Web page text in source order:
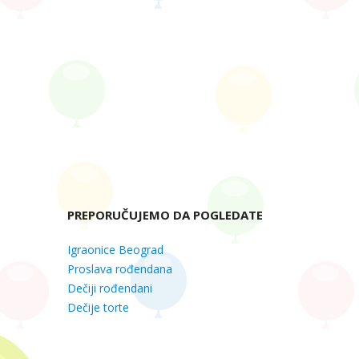
PREPORUČUJEMO DA POGLEDATE
Igraonice Beograd
Proslava rođendana
Dečiji rođendani
Dečije torte